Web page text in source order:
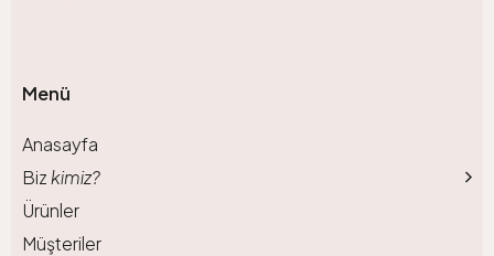
Menü
Anasayfa
Biz kimiz?
Ürünler
Müşteriler